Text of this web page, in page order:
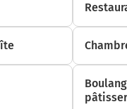
à droite sur Boulevard
sur 850 mètres
rond-point, prendre la 4ème